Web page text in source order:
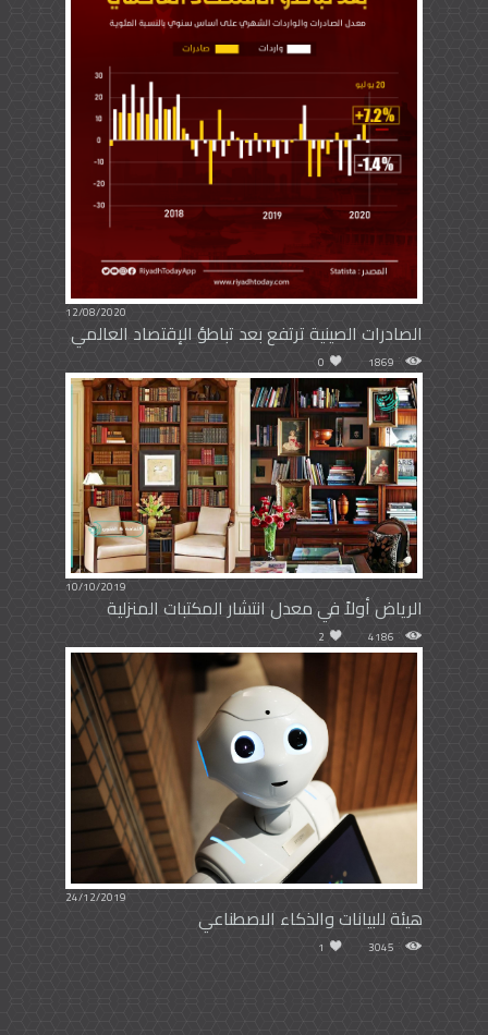
12/08/2020
الصادرات الصينية ترتفع بعد تباطؤ الإقتصاد العالمي
1869
0
10/10/2019
الرياض أولاً في معدل انتشار المكتبات المنزلية
4186
2
24/12/2019
هيئة للبيانات والذكاء الاصطناعي
3045
1